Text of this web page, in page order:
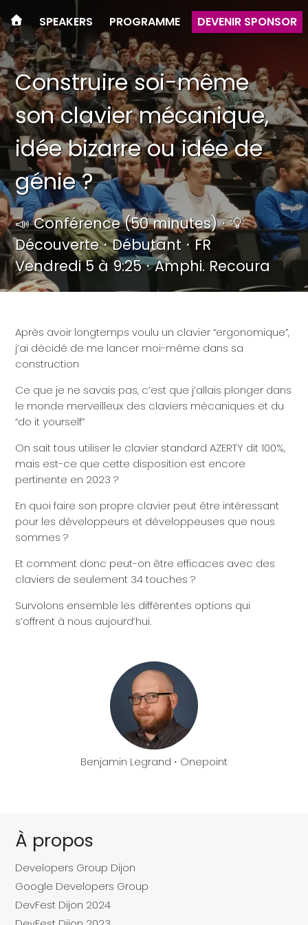
SPEAKERS PROGRAMME DEVENIR SPONSOR
Construire soi-même
son clavier mécanique,
idée bizarre ou idée de
génie ?
📣 Conférence (50 minutes) ⋅ 💡
Découverte ⋅ Débutant ⋅ FR
Vendredi 5 à 9:25 ⋅ Amphi. Recoura
Après avoir longtemps voulu un clavier “ergonomique”,
j’ai décidé de me lancer moi-même dans sa
construction
Ce que je ne savais pas, c’est que j’allais plonger dans
le monde merveilleux des claviers mécaniques et du
“do it yourself”
On sait tous utiliser le clavier standard AZERTY dit 100%,
mais est-ce que cette disposition est encore
pertinente en 2023 ?
En quoi faire son propre clavier peut être intéressant
pour les développeurs et développeuses que nous
sommes ?
Et comment donc peut-on être efficaces avec des
claviers de seulement 34 touches ?
Survolons ensemble les différentes options qui
s’offrent à nous aujourd’hui.
Benjamin Legrand ⋅ Onepoint
À propos
Developers Group Dijon
Google Developers Group
DevFest Dijon 2024